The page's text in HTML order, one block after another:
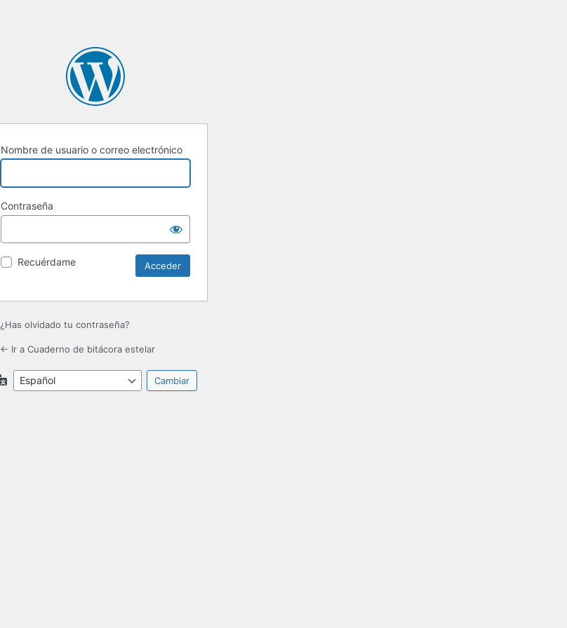
Nombre de usuario o correo electrónico
Contraseña
Recuérdame
¿Has olvidado tu contraseña?
← Ir a Cuaderno de bitácora estelar
Idioma